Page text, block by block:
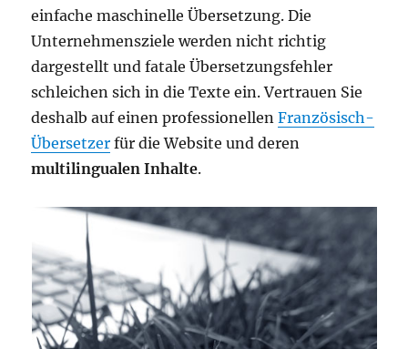
einfache maschinelle Übersetzung. Die
Unternehmensziele werden nicht richtig
dargestellt und fatale Übersetzungsfehler
schleichen sich in die Texte ein. Vertrauen Sie
deshalb auf einen professionellenFranzösisch-
Übersetzer für die Website und deren
multilingualen Inhalte.